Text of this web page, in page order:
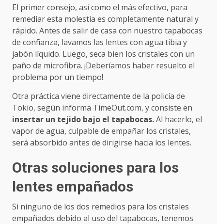
El primer consejo, así como el más efectivo, para
remediar esta molestia es completamente natural y
rápido. Antes de salir de casa con nuestro tapabocas
de confianza, lavamos las lentes con agua tibia y
jabón líquido. Luego, seca bien los cristales con un
paño de microfibra. ¡Deberíamos haber resuelto el
problema por un tiempo!
Otra práctica viene directamente de la policía de
Tokio, según informa TimeOut.com, y consiste en
insertar un tejido bajo el tapabocas.Al hacerlo, el
vapor de agua, culpable de empañar los cristales,
será absorbido antes de dirigirse hacia los lentes.
Otras soluciones para los
lentes empañados
Si ninguno de los dos remedios para los cristales
empañados debido al uso del tapabocas, tenemos